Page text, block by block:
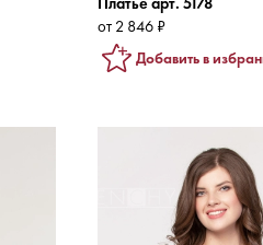
от 2 846 ₽
Добавить в